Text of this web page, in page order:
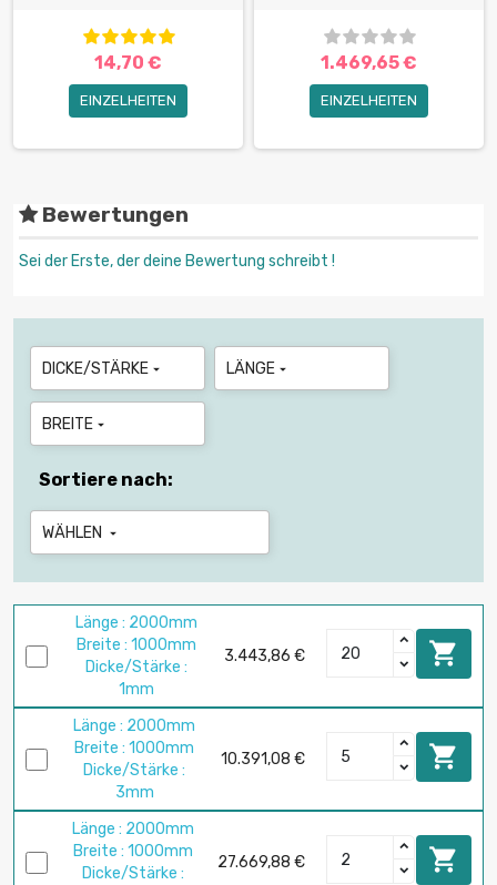
14,70 €
EINZELHEITEN
1.469,65 €
EINZELHEITEN
Bewertungen
Sei der Erste, der deine Bewertung schreibt !
DICKE/STÄRKE  LÄNGE 
BREITE 
Sortiere nach:
WÄHLEN 
Länge : 2000mm
Breite : 1000mm
Dicke/Stärke :
1mm
3.443,86 € 
Länge : 2000mm
Breite : 1000mm
Dicke/Stärke :
3mm
10.391,08 € 
Länge : 2000mm
Breite : 1000mm
Dicke/Stärke :
27.669,88 € 